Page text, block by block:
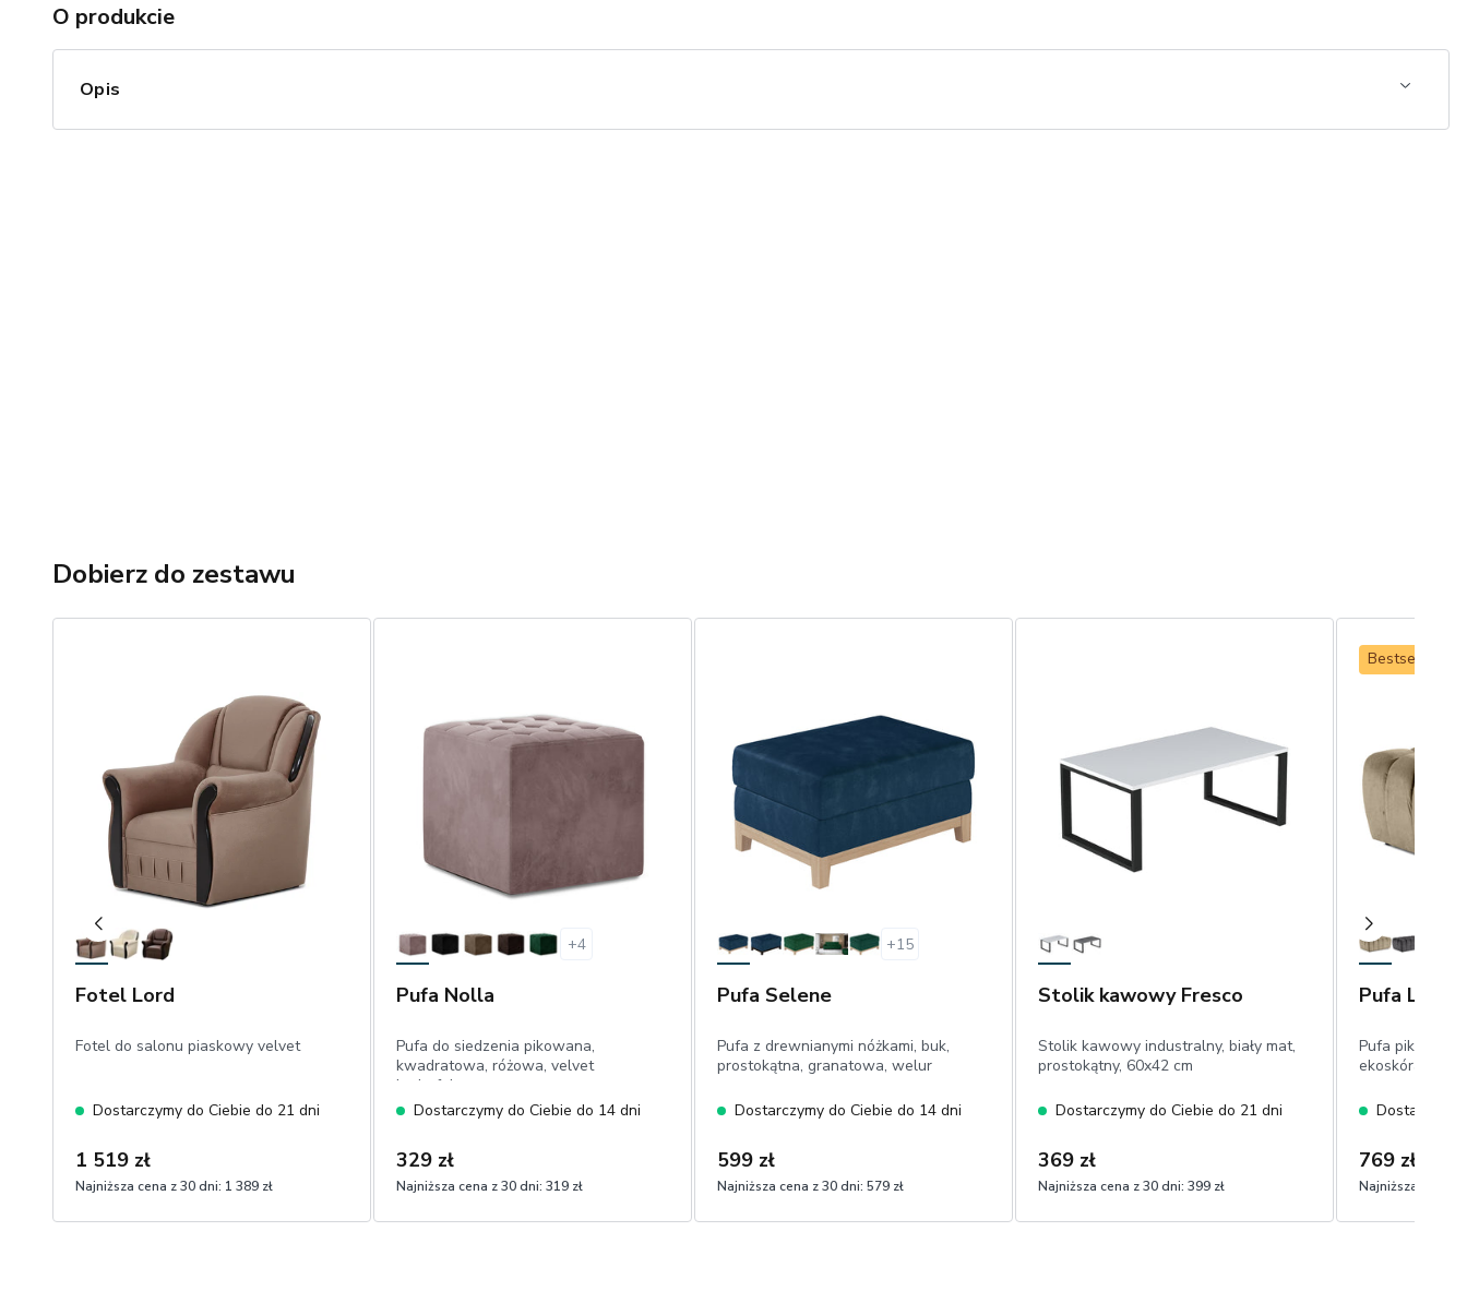
O produkcie
Opis
Dobierz do zestawu
Fotel Lord
Fotel do salonu piaskowy velvet
Dostarczymy do Ciebie do 21 dni
1 519 zł
Najniższa cena z 30 dni: 1 389 zł
+4
Pufa Nolla
Pufa do siedzenia pikowana,
kwadratowa, różowa, velvet
hydrofobowy
Dostarczymy do Ciebie do 14 dni
329 zł
Najniższa cena z 30 dni: 319 zł
+15
Pufa Selene
Pufa z drewnianymi nóżkami, buk,
prostokątna, granatowa, welur
Dostarczymy do Ciebie do 14 dni
599 zł
Najniższa cena z 30 dni: 579 zł
Stolik kawowy Fresco
Stolik kawowy industralny, biały mat,
prostokątny, 60x42 cm
Dostarczymy do Ciebie do 21 dni
369 zł
Najniższa cena z 30 dni: 399 zł
Bestseller
Pufa
Pufa
ekoskóra
769 zł
Najniższa cena z